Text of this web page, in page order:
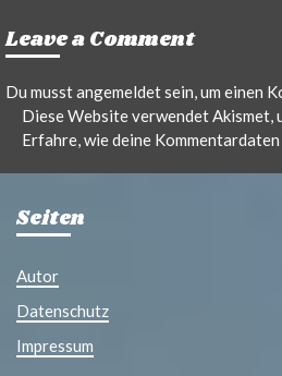
Leave a Comment
Du musstangemeldetsein, um einen
Diese Website verwendet Akismet,
Erfahre, wie deine
Seiten
Autor
Datenschutz
Impressum